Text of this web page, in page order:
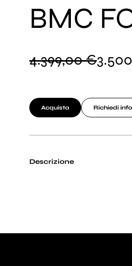
BMC
4.399,00 €
Acquista Richiedi
Descrizione